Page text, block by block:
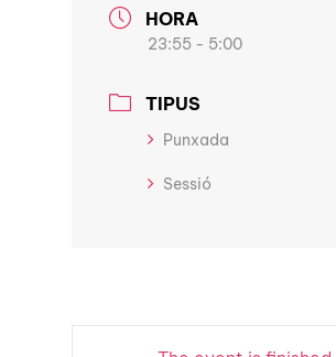
HORA
23:55 - 5:00
TIPUS
Punxada
Sessió